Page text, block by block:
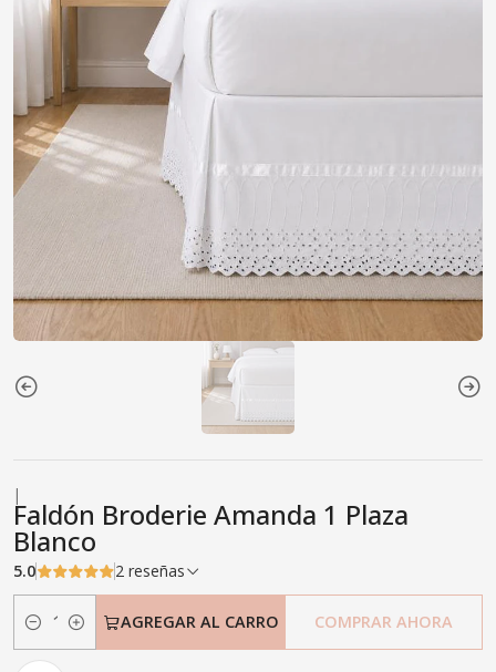
|
Faldón Broderie Amanda 1 Plaza
Blanco
5.0 2 reseñas
Cantidad
AGREGAR AL CARRO COMPRAR AHORA